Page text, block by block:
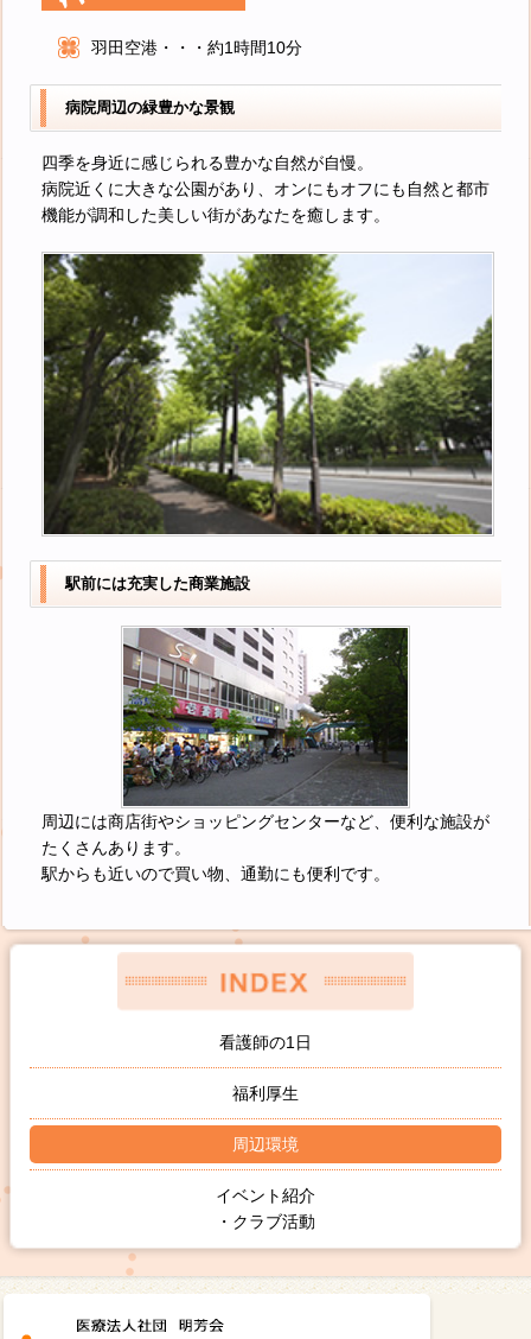
羽田空港・・・約1時間10分
病院周辺の緑豊かな景観
四季を身近に感じられる豊かな自然が自慢。
病院近くに大きな公園があり、オンにもオフにも自然と都市
機能が調和した美しい街があなたを癒します。
駅前には充実した商業施設
周辺には商店街やショッピングセンターなど、便利な施設が
たくさんあります。
駅からも近いので買い物、通勤にも便利です。
看護師の1日
福利厚生
周辺環境
イベント紹介
・クラブ活動